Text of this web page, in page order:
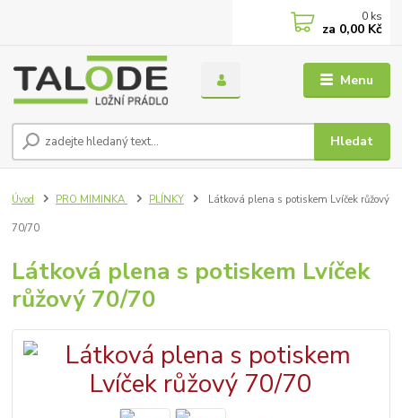
Menu
Hledat
0 ks
za 0,00 Kč
Úvod PRO MIMINKA PLÍNKY Látková plena s potiskem Lvíček růžový
70/70
Látková plena s potiskem Lvíček
růžový 70/70